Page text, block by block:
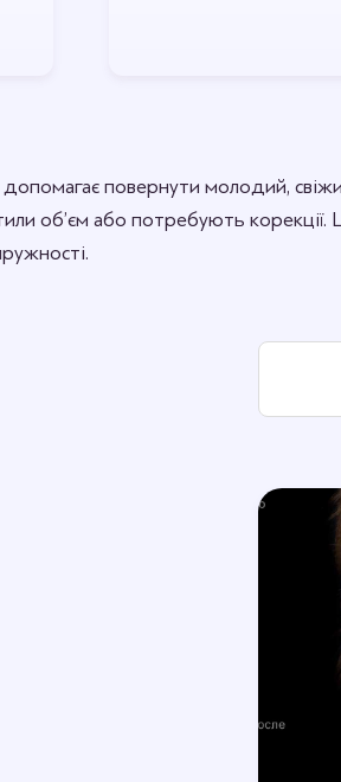
повернути молодий,
об’єм або потребують